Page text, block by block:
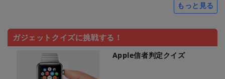
もっと見る
ガジェットクイズに挑戦する！
Apple信者判定クイズ